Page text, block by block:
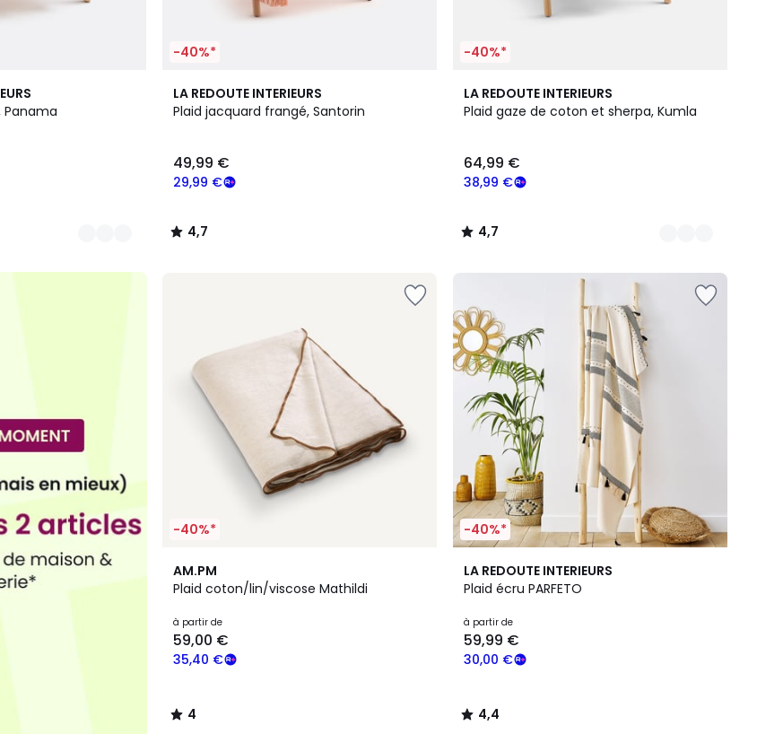
-40%*
LA REDOUTE INTERIEURS
Plaid jacquard frangé, Santorin
29,99 €
49,99 €
4,7
/ 5
4,7
/
-40%*
LA REDOUTE INTERIEURS
Plaid gaze de coton et sherpa, Kumla
38,99 €
64,99 €
4,7
/ 5
5
Couleurs
4,7
/
-40%*
AM.PM
Plaid coton/lin/viscose Mathildi
à partir de
35,40 €
59,00 €
4
/
4
/
-40%*
LA REDOUTE INTERIEURS
Plaid écru PARFETO
à partir de
30,00 €
59,99 €
4,4
/ 5
4,4
/